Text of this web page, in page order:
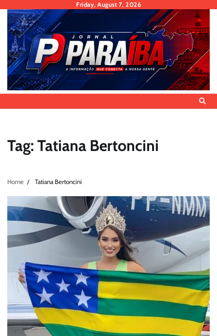
content
Friday, August 7, 2026
Tag: Tatiana Bertoncini
Home Tatiana Bertoncini